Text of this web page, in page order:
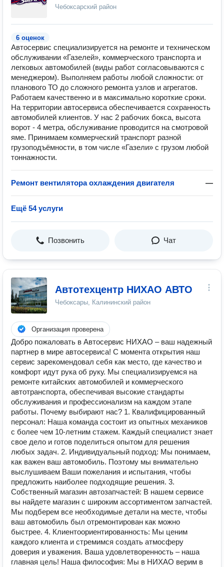
Чебоксарский район
6 оценок
Автосервис специализируется на ремонте и техническом
обслуживании «Газелей», коммерческого транспорта и
легковых автомобилей (виды работ согласовываются с
менеджером). Выполняем работы любой сложности: от
планового ТО до сложного ремонта узлов и агрегатов.
Работаем качественно и в максимально короткие сроки.
На территории автосервиса обеспечивается сохранность
автомобилей клиентов. У нас 2 рабочих бокса, высота
ворот - 4 метра, обслуживание проводится на смотровой
яме. Принимаем коммерческий транспорт разной
грузоподъёмности, в том числе «Газели» с грузом любой
тоннажности.
Ремонт вентилятора охлаждения двигателя —
Ещё 54 услуги
Позвонить Чат
Автотехцентр НИХАО АВТО
Чебоксары, Калининский район
Организация проверена
Добро пожаловать в Автосервис НИХАО – ваш надежный
партнер в мире автосервиса! С момента открытия наш
сервис зарекомендовал себя как место, где качество и
комфорт идут рука об руку. Мы специализируемся на
ремонте китайских автомобилей и коммерческого
автотранспорта, обеспечивая высокие стандарты
обслуживания и профессионализм на каждом этапе
работы. Почему выбирают нас? 1. Квалифицированный
персонал: Наша команда состоит из опытных механиков
с более чем 10-летним стажем. Каждый специалист знает
свое дело и готов поделиться опытом для решения
любых задач. 2. Индивидуальный подход: Мы понимаем,
как важен ваш автомобиль. Поэтому мы внимательно
выслушиваем Ваши пожелания и испытания, чтобы
предложить наиболее подходящие решения. 3.
Собственный магазин автозапчастей: В нашем сервисе
вы найдете магазин с широким ассортиментом запчастей.
Мы подберем все необходимые детали на месте, чтобы
ваш автомобиль был отремонтирован как можно
быстрее. 4. Клиентоориентированность: Мы ценим
каждого клиента и стремимся создать атмосферу
доверия и уважения. Ваша удовлетворенность – наша
главная цель! Наша философия: Мы в НИХАО верим в